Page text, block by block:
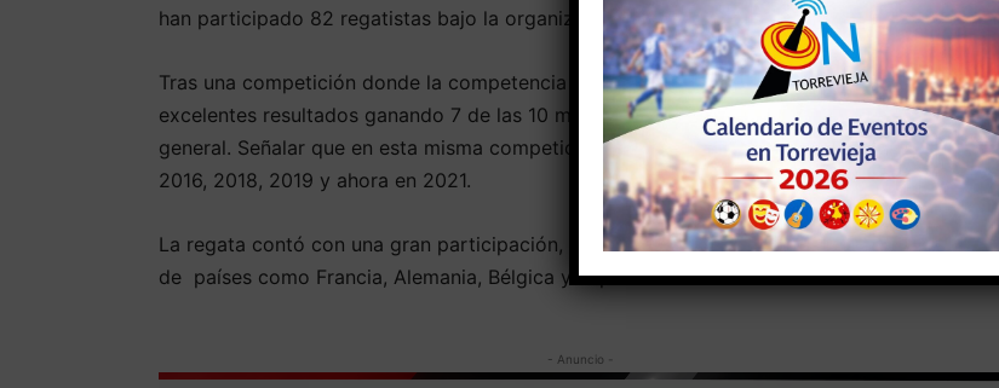
han participado 82 regatistas bajo la organización de Cercle de la Voile de Bordeaux.
Tras una competición donde la competencia era muy alta, Alejandro Pareja obtuvo
excelentes resultados ganando 7 de las 10 mangas y logrando la victoria en la clasificación
general. Señalar que en esta misma competición, Alejandro se hizo con el primer puesto en
2016, 2018, 2019 y ahora en 2021.
La regata contó con una gran participación, en la que han competido barcos procedentes
de países como Francia, Alemania, Bélgica y España.
- Anuncio -